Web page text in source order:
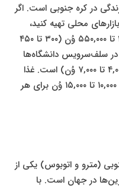
در کره جنوبی است. اگر
محلی تهیه کنید،
می‌توانید هزینه‌ها را به حدود ۳۵۰,۰۰۰ تا ۵۵۰,۰۰۰ وُن (۳۰۰ تا ۴۵۰
سلف‌سرویس دانشگاه‌ها
نیز بسیار اقتصادی (هر وعده حدود ۴,۰۰۰ تا ۷,۰۰۰ وُن) است. غذا
خوردن در رستوران‌های معمولی حدود ۱۰,۰۰۰ تا ۱۵,۰۰۰ وُن برای هر
(مترو و اتوبوس) یکی از
در جهان است. با